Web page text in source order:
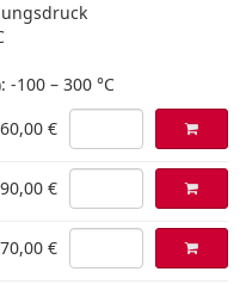
100 – 300 °C
€
€
€